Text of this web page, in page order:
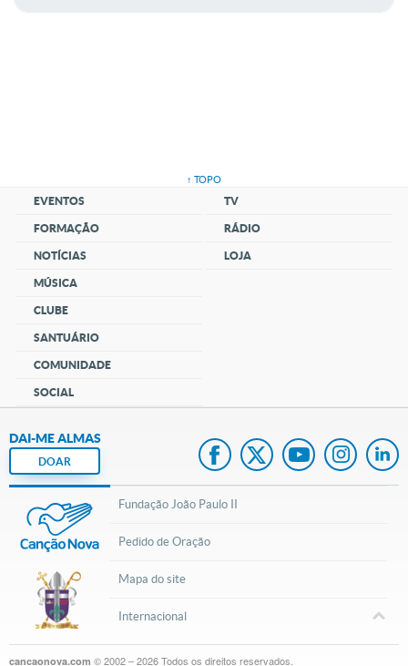
↑ TOPO
EVENTOS
FORMAÇÃO
NOTÍCIAS
MÚSICA
CLUBE
SANTUÁRIO
COMUNIDADE
SOCIAL
TV
RÁDIO
LOJA
DAI-ME ALMAS
DOAR
Fundação João Paulo II
Pedido de Oração
Mapa do site
Internacional
cancaonova.com © 2002 – 2026Todos os direitos reservados.